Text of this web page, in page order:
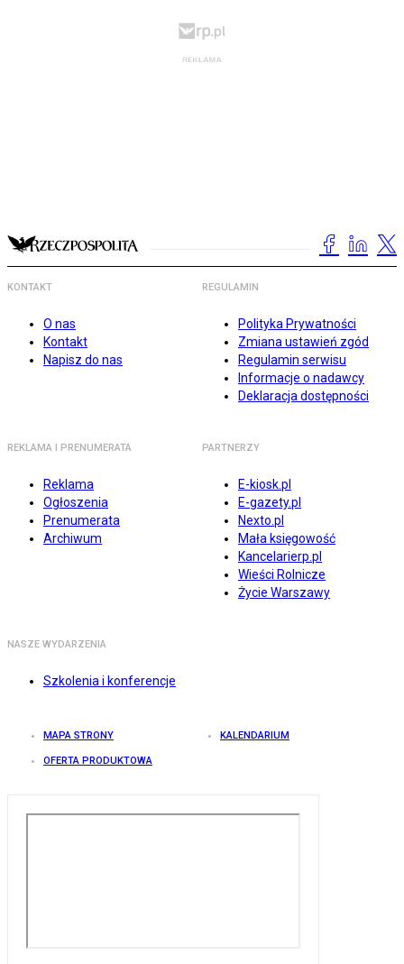
KONTAKT
O nas
Kontakt
Napisz do nas
REGULAMIN
Polityka Prywatności
Zmiana ustawień zgód
Regulamin serwisu
Informacje o nadawcy
Deklaracja dostępności
REKLAMA I PRENUMERATA
Reklama
Ogłoszenia
Prenumerata
Archiwum
PARTNERZY
E-kiosk.pl
E-gazety.pl
Nexto.pl
Mała księgowość
Kancelarierp.pl
Wieści Rolnicze
Życie Warszawy
NASZE WYDARZENIA
Szkolenia i konferencje
MAPA STRONY KALENDARIUM
OFERTA PRODUKTOWA